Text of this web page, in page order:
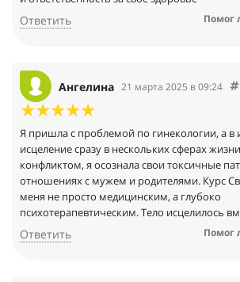
Ответить Помог
Ангелина 21 марта 2025 в 09:24
Я пришла с проблемой по гинекологии, а в
исцеление сразу в нескольких сферах
конфликтом, я осознала свои токсичные
отношениях с мужем и родителями. Курс
меня не просто медицинским, а глубоко
психотерапевтическим. Тело исцелилось
Ответить Помог